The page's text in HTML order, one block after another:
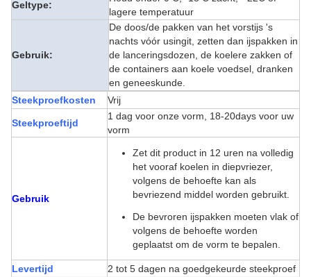
Geltype:
lagere temperatuur
Gebruik:
De doos/de pakken van het vorstijs 's
nachts vóór usingit, zetten dan ijspakken in
de lanceringsdozen, de koelere zakken of
de containers aan koele voedsel, dranken
en geneeskunde.
Steekproefkosten
Vrij
Steekproeftijd
1 dag voor onze vorm, 18-20days voor uw
vorm
Gebruik
Zet dit product in 12 uren na volledig
het vooraf koelen in diepvriezer,
volgens de behoefte kan als
bevriezend middel worden gebruikt.
De bevroren ijspakken moeten vlak of
volgens de behoefte worden
geplaatst om de vorm te bepalen.
Levertijd 2 tot 5 dagen na goedgekeurde steekproef